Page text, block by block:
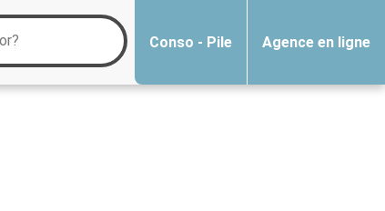
Conso - Pile Agence en ligne